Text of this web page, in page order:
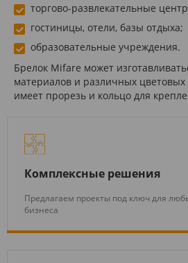
торгово-развлекательные
гостиницы, отели, базы отдыха;
образовательные учреждения.
Брелок Mifare может
материалов и различных
имеет прорезь и кольцо для
Комплексные решения
Предлагаем проекты под ключ для
бизнеса